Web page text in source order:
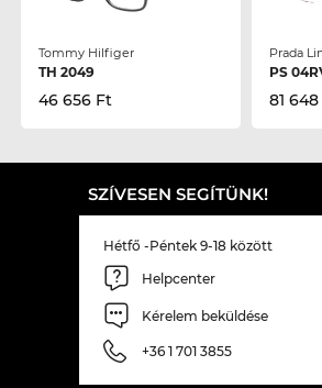
Tommy Hilfiger
TH 2049
46 656 Ft
Prada
PS
81
SZÍVESEN SEGÍTÜNK!
Hétfő -Péntek 9-18 között
Helpcenter
Kérelem beküldése
+36 1 701 3855